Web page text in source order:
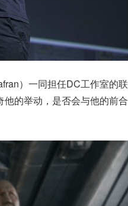
）一同担任DC工作室的联
的举动，是否会与他的前合